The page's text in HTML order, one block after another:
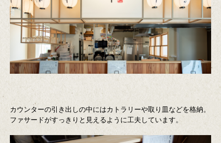
カウンターの引き出しの中にはカトラリーや取り皿などを格納。
ファサードがすっきりと見えるように工夫しています。